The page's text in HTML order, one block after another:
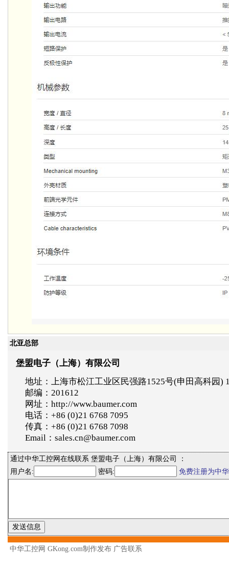
北亚总部
堡盟电子（上海）有限公司
地址：上海市松江工业区民强路1525号(申田高科园)
邮编：201612
网址：http://www.baumer.com
电话：+86 (0)21 6768 7095
传真：+86 (0)21 6768 7098
Email：sales.cn@baumer.com
通过中华工控网在线联系 堡盟电子（上海）有限公司 ：
用户名:
密码: 免费注册为中
中华工控网 GKong.com制作发布 广告联系